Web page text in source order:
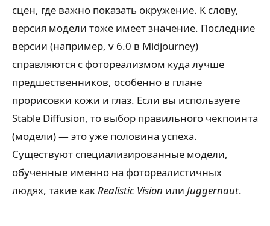
сцен, где важно показать окружение. К слову,
версия модели тоже имеет значение. Последние
версии (например, v 6.0 в Midjourney)
справляются с фотореализмом куда лучше
предшественников, особенно в плане
прорисовки кожи и глаз. Если вы используете
Stable Diffusion, то выбор правильного чекпоинта
(модели) — это уже половина успеха.
Существуют специализированные модели,
обученные именно на фотореалистичных
людях, такие какRealistic Vision или Juggernaut.